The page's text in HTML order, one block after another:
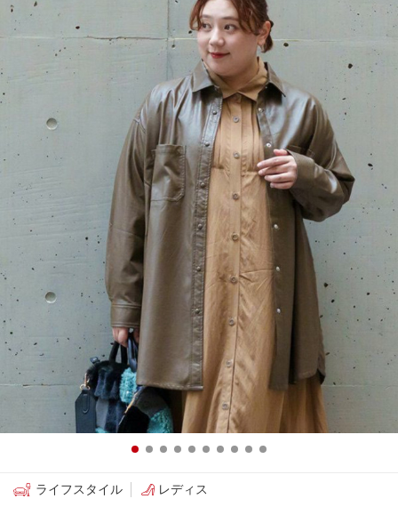
ライフスタイル
レディス